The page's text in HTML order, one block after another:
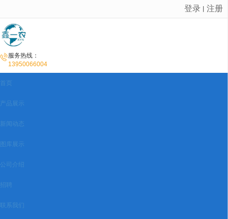
很遗憾，因您的浏览器版本过低导致无法获得最佳浏览体验，推荐下载安装谷歌浏览器！
登录 注册
服务热线：
13950066004
首页
产品展示
新闻动态
图库展示
公司介绍
招聘
联系我们